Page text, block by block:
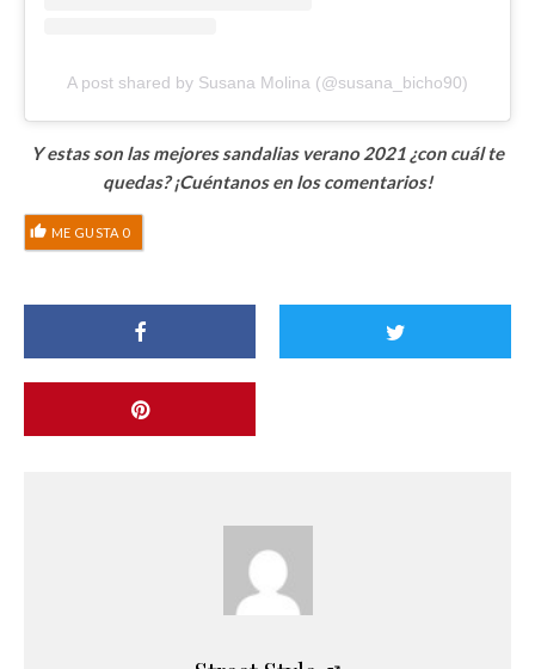
A post shared by Susana Molina (@susana_bicho90)
Y estas son las mejores sandalias verano 2021 ¿con cuál te
quedas? ¡Cuéntanos en los comentarios!
ME GUSTA 0